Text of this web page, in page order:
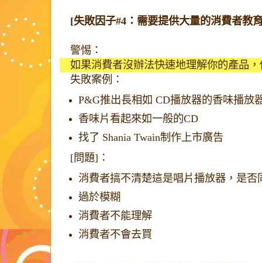
[失敗因子#4：需要提供大量的消費者教
警惕：
如果消費者沒辦法快速地理解你的產品
失敗案例：
P&G推出長相如 CD播放器的香味播放
香味片看起來如一般的CD
找了 Shania Twain制作上市廣告
[問題]：
消費者搞不清楚這是唱片播放器，是否
過於模糊
消費者不能理解
消費者不會去買